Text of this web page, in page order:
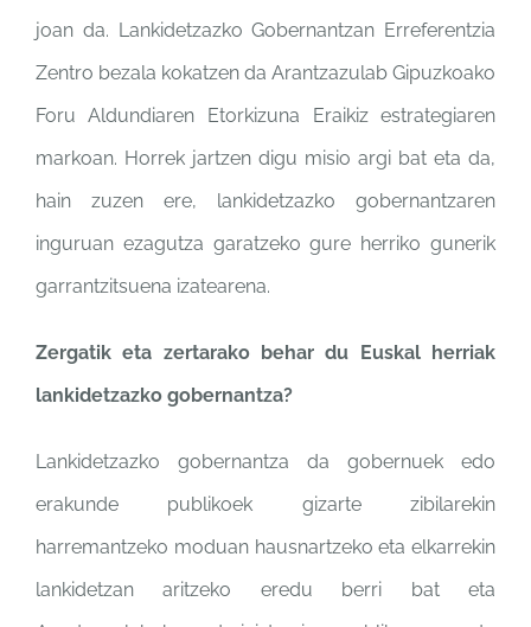
joan da. Lankidetzazko Gobernantzan Erreferentzia
Zentro bezala kokatzen da ArantzazulabGipuzkoako
Foru Aldundiaren Etorkizuna Eraikizestrategiaren
markoan. Horrek jartzen digu misio argi bat etada,
hain zuzen ere, lankidetzazko gobernantzaren
inguruan ezagutza garatzekogure herriko gunerik
garrantzitsuena izatearena.
Zergatik eta zertarako behar du Euskal herriak
lankidetzazko gobernantza?
Lankidetzazko gobernantza dagobernuek edo
erakunde publikoek gizarte zibilarekin
harremantzeko moduan hausnartzeko eta elkarrekin
lankidetzan aritzeko eredu berri bat eta